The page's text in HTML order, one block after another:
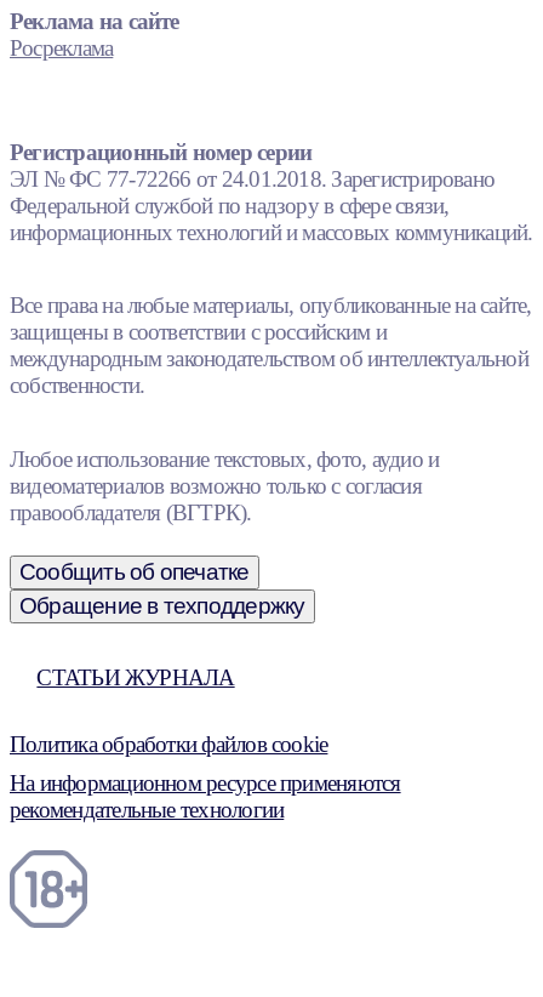
Реклама на сайте
Росреклама
Регистрационный номер серии
ЭЛ № ФС 77-72266 от 24.01.2018. Зарегистрировано
Федеральной службой по надзору в сфере связи,
информационных технологий и массовых коммуникаций.
Все права на любые материалы, опубликованные на сайте,
защищены в соответствии с российским и
международным законодательством об интеллектуальной
собственности.
Любое использование текстовых, фото, аудио и
видеоматериалов возможно только с согласия
правообладателя (ВГТРК).
Сообщить об опечатке
Обращение в техподдержку
СТАТЬИ ЖУРНАЛА
Политика обработки файлов cookie
На информационном ресурсе применяются
рекомендательные технологии